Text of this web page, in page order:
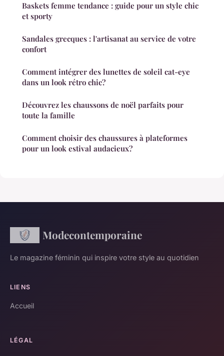
Baskets femme tendance : guide pour un style chic
et sporty
Sandales grecques : l'artisanat au service de votre
confort
Comment intégrer des lunettes de soleil cat-eye
dans un look rétro chic?
Découvrez les chaussons de noël parfaits pour
toute la famille
Comment choisir des chaussures à plateformes
pour un look estival audacieux?
Modecontemporaine
Le magazine féminin qui inspire votre style au quotidien
LIENS
Accueil
LÉGAL